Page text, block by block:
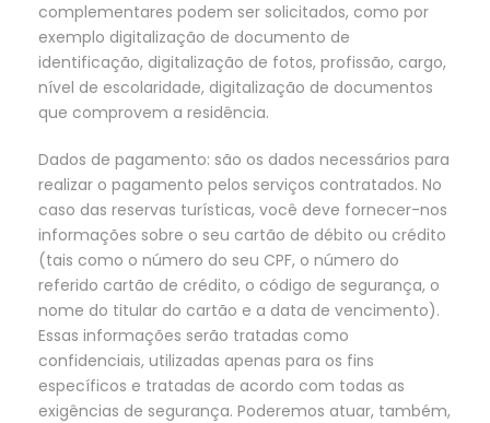
complementares podem ser solicitados, como por
exemplo digitalização de documento de
identificação, digitalização de fotos, profissão, cargo,
nível de escolaridade, digitalização de documentos
que comprovem a residência.
Dados de pagamento: são os dados necessários para
realizar o pagamento pelos serviços contratados. No
caso das reservas turísticas, você deve fornecer-nos
informações sobre o seu cartão de débito ou crédito
(tais como o número do seu CPF, o número do
referido cartão de crédito, o código de segurança, o
nome do titular do cartão e a data de vencimento).
Essas informações serão tratadas como
confidenciais, utilizadas apenas para os fins
específicos e tratadas de acordo com todas as
exigências de segurança. Poderemos atuar, também,